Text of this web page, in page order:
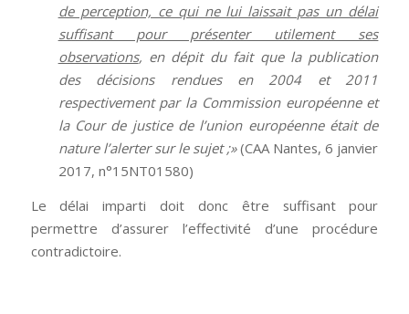
de perception, ce qui ne lui laissait pas un délai
suffisant pour présenter utilement ses
observations, en dépit du fait que la publication
des décisions rendues en 2004 et 2011
respectivement par la Commission européenne et
la Cour de justice de l’union européenne était de
nature l’alerter sur le sujet ;»(CAA Nantes, 6 janvier
2017, n°15NT01580)
Le délai imparti doit donc être suffisant pour
permettre d’assurer l’effectivité d’une procédure
contradictoire.